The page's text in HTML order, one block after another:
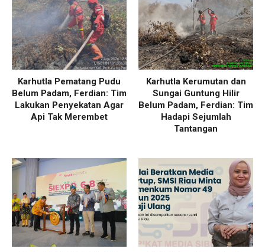
Karhutla Pematang Pudu
Belum Padam, Ferdian: Tim
Lakukan Penyekatan Agar
Api Tak Merembet
Karhutla Kerumutan dan
Sungai Guntung Hilir
Belum Padam, Ferdian: Tim
Hadapi Sejumlah
Tantangan